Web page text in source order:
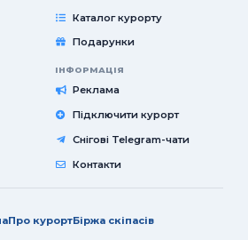
Каталог курорту
Подарунки
ІНФОРМАЦІЯ
Реклама
Підключити курорт
Снігові Telegram-чати
Контакти
Про курортБіржа скіпасів